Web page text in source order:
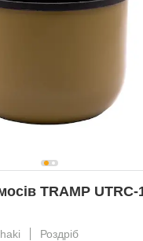
TRAMP UTRC-
Роздріб